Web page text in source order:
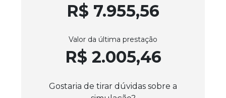
R$ 7.955,56
Valor da última prestação
R$ 2.005,46
Gostaria de tirar dúvidas sobre a